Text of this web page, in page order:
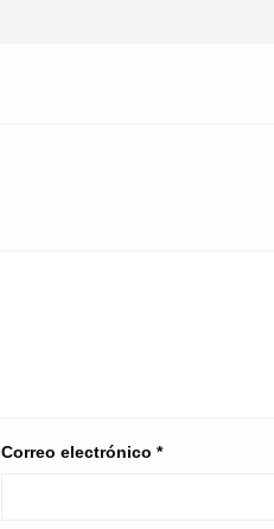
Correo electrónico*